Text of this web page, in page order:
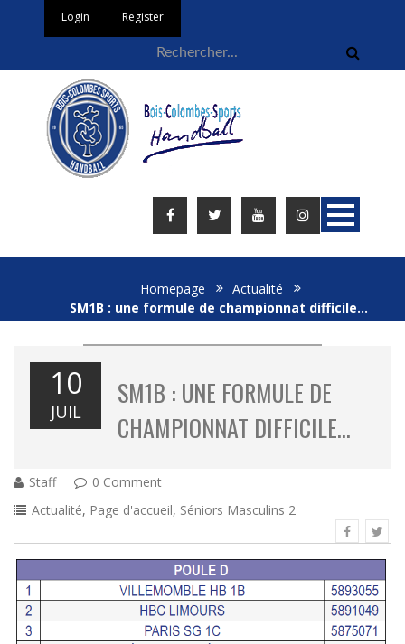
Login Register
Homepage
Actualité
SM1B : une formule de championnat difficile…
10
JUIL
SM1B : UNE FORMULE DE
CHAMPIONNAT DIFFICILE…
Staff
0 Comment
Actualité, Page d'accueil, Séniors Masculins 2